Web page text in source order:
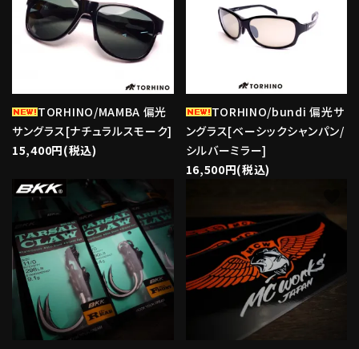
TORHINO/MAMBA 偏光
サングラス[ナチュラルスモーク]
15,400円(税込)
TORHINO/bundi 偏光サ
ングラス[ベーシックシャンパン/
シルバーミラー]
16,500円(税込)
favorite